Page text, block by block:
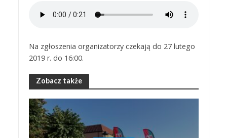
Na zgłoszenia organizatorzy czekają do 27 lutego
2019 r. do 16:00.
Zobacz także